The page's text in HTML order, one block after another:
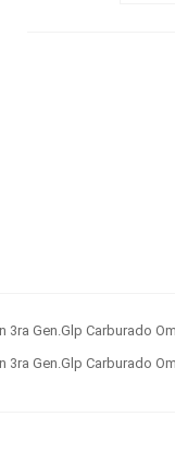
3ra Gen.Glp Carburado
3ra Gen.Glp Carburado